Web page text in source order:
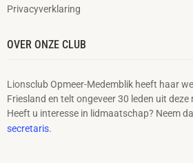
Privacyverklaring
OVER ONZE CLUB
Lionsclub Opmeer-Medemblik heeft haar
Friesland en telt ongeveer 30 leden uit deze
Heeft u interesse in lidmaatschap? Neem
secretaris.